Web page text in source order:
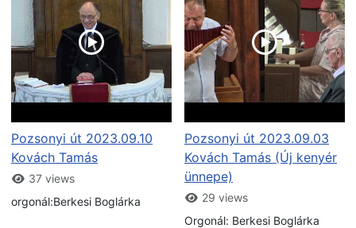
Pozsonyi út 2023.09.10
Kovách Tamás
37 views
orgonál:Berkesi Boglárka
Pozsonyi út 2023.09.03
Kovách Tamás (Új kenyér
ünnepe)
29 views
Orgonál: Berkesi Boglárka